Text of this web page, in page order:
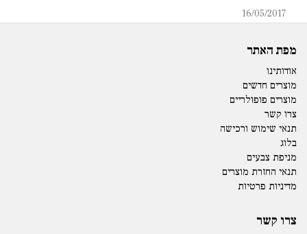
16/05/2017
מפת האתר
אודותינו
מוצרים חדשים
מוצרים פופולריים
צרו קשר
תנאי שימוש ורכישה
בלוג
מניפת צבעים
תנאי החזרת מוצרים
מדיניות פרטיות
צרו קשר